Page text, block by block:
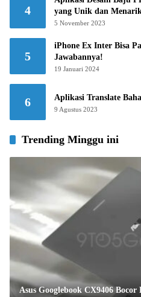
4
yang Unik dan
5 November 2023
5
iPhone Ex Inter Bisa
Jawabannya!
19 Januari 2024
6 Aplikasi Translate
9 Agustus 2023
Trending Minggu ini
Asus Googlebook CX9406